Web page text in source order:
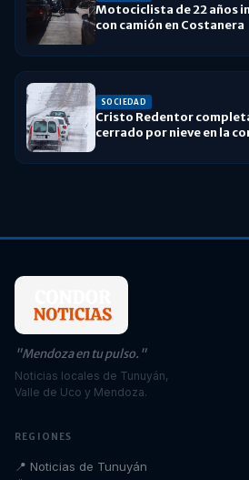
Motociclista de 22 años
con camión en Costanera
SOCIEDAD
Cristo Redentor
cerrado por nieve en la
"Mendoza en tu pulso."
Noticias locales de Tunuyán,
Valle de Uco y Mendoza.
REGIONES
📍 Noticias de Tunuyán